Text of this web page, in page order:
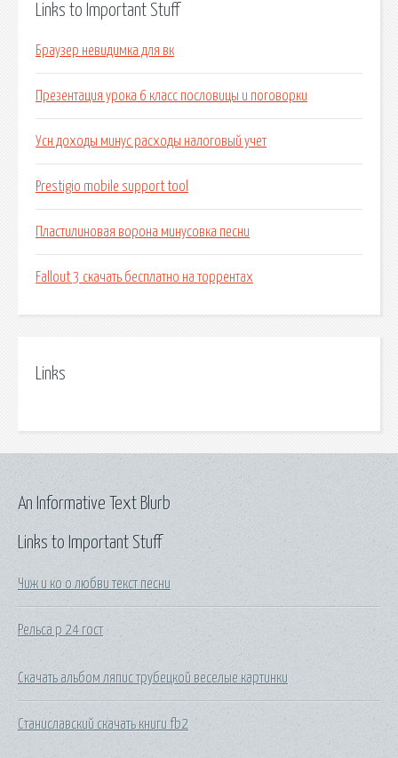
Links to Important Stuff
Браузер невидимка для вк
Презентация урока 6 класс пословицы и поговорки
Усн доходы минус расходы налоговый учет
Prestigio mobile support tool
Пластилиновая ворона минусовка песни
Fallout 3 скачать бесплатно на торрентах
Links
Links to Important Stuff
Чиж и ко о любви текст песни
Рельса р 24 гост
Скачать альбом ляпис трубецкой веселые картинки
Станиславский скачать книги fb2
An Informative Text Blurb